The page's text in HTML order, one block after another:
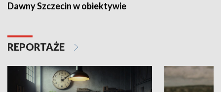
Dawny Szczecin w obiektywie
REPORTAŻE